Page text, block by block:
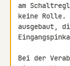
am
keine Rolle.
ausgebaut,
Bei der